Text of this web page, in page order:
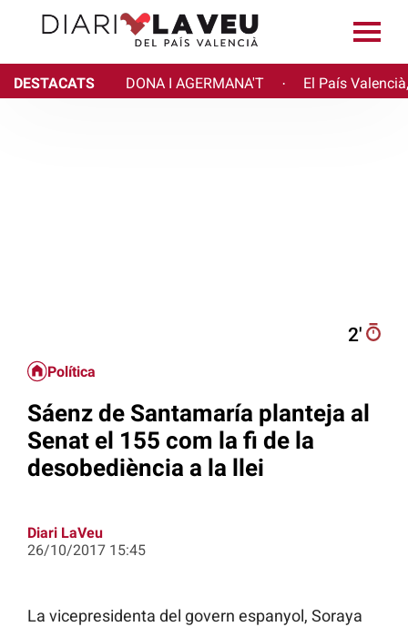
DESTACATS DONA I AGERMANA'T · El País
2′
Política
Sáenz de Santamaría planteja al
Senat el 155 com la fi de la
desobediència a la llei
Diari LaVeu
26/10/2017 15:45
La vicepresidenta del govern espanyol, Soraya